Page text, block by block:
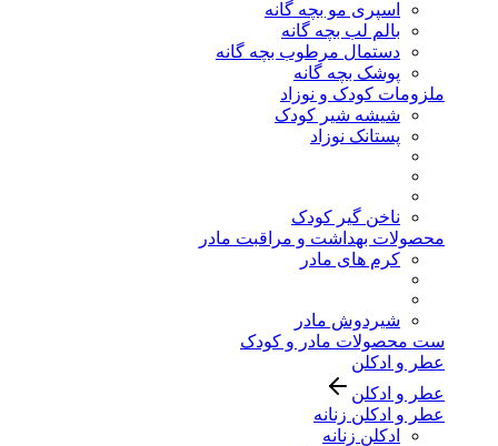
اسپری مو بچه گانه
بالم لب بچه گانه
دستمال مرطوب بچه گانه
پوشک بچه گانه
ملزومات کودک و نوزاد
شیشه شیر کودک
پستانک نوزاد
ناخن گیر کودک
محصولات بهداشت و مراقبت مادر
کرم های مادر
شیردوش مادر
ست محصولات مادر و کودک
عطر و ادکلن
عطر و ادکلن
عطر و ادکلن زنانه
ادکلن زنانه